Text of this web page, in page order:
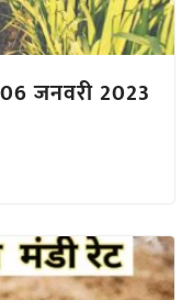
जनवरी 2023